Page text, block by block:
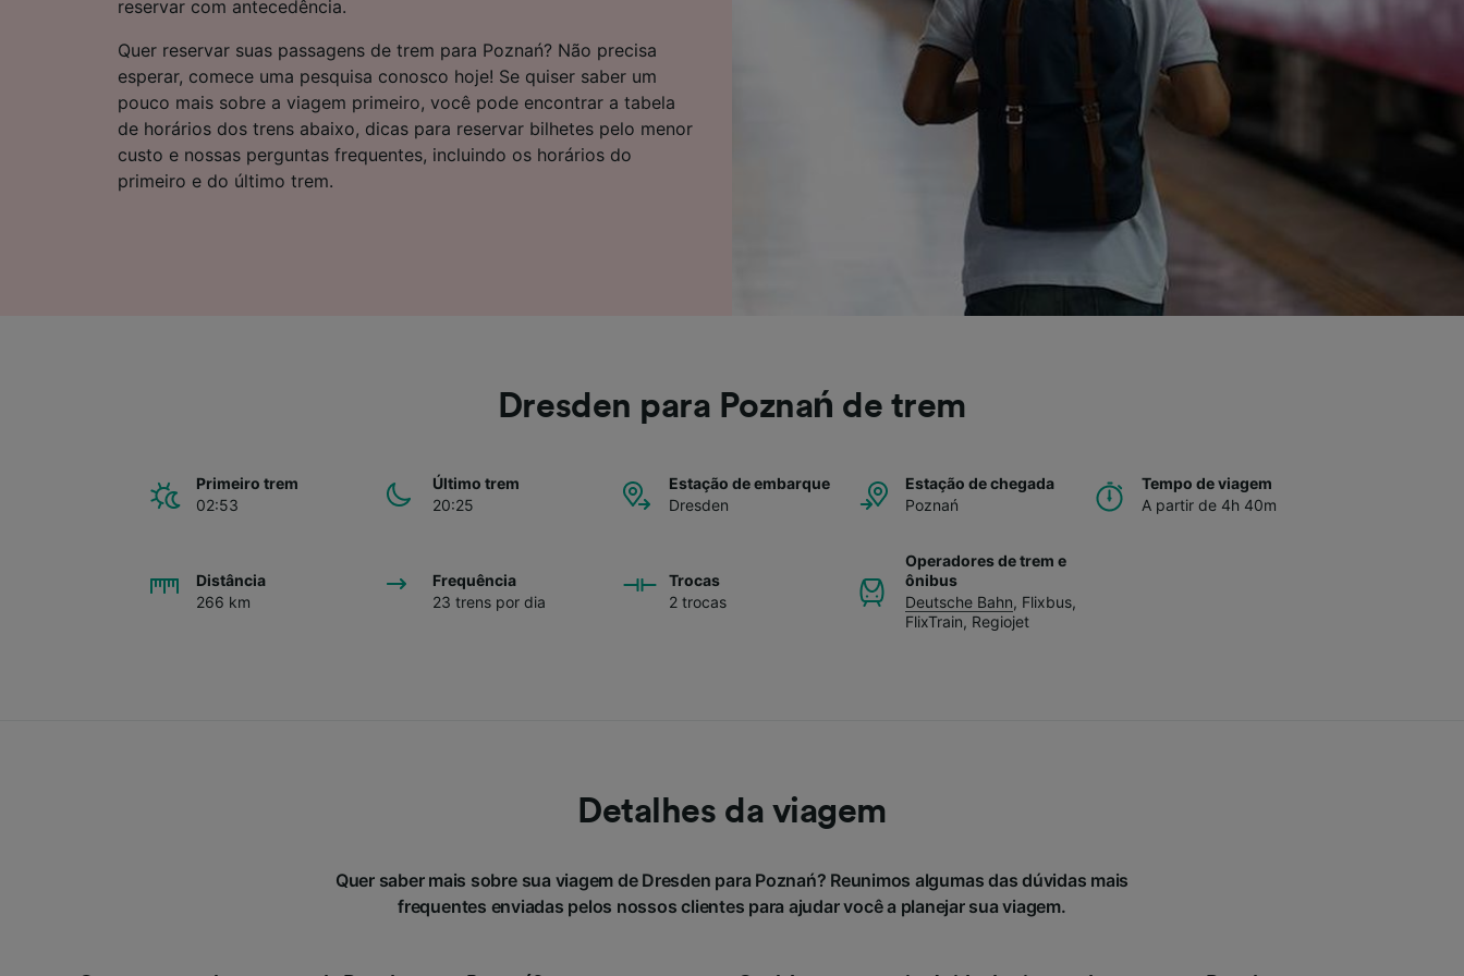
reservar com antecedência.
Quer reservar suas passagens de trem para Poznań? Não precisa
esperar, comece uma pesquisa conosco hoje! Se quiser saber um
pouco mais sobre a viagem primeiro, você pode encontrar a tabela
de horários dos trens abaixo, dicas para reservar bilhetes pelo menor
custo e nossas perguntas frequentes, incluindo os horários do
primeiro e do último trem.
Dresden para Poznań de trem
Primeiro trem
02:53
Último trem
20:25
Estação de embarque
Dresden
Estação de chegada
Poznań
Tempo de viagem
A partir de 4h 40m
Distância
266 km
Frequência
23 trens por dia
Trocas
2 trocas
Operadores de trem e
ônibus
Deutsche Bahn, Flixbus,
FlixTrain, Regiojet
Detalhes da viagem
Quer saber mais sobre sua viagem de Dresden para Poznań? Reunimos algumas das dúvidas mais
frequentes enviadas pelos nossos clientes para ajudar você a planejar sua viagem.